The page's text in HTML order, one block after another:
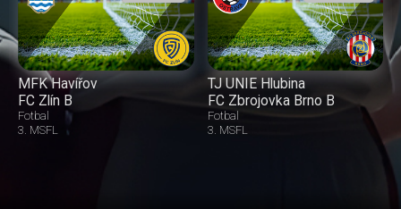
MFK Havířov
FC Zlín B
Fotbal
3. MSFL
TJ UNIE Hlubina
FC Zbrojovka Brno B
Fotbal
3. MSFL